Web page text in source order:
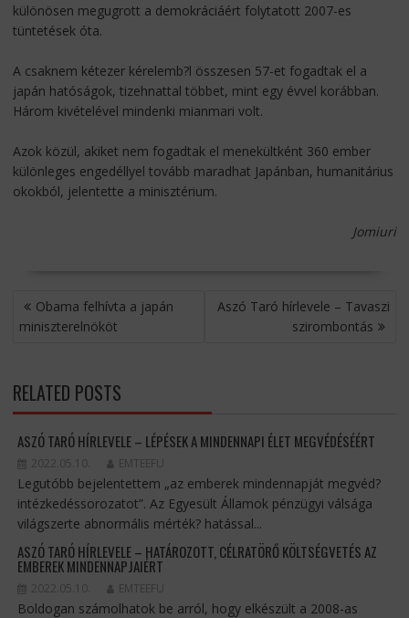
különösen megugrott a demokráciáért folytatott 2007-es
tüntetések óta.
A csaknem kétezer kérelemb?l összesen 57-et fogadtak el a
japán hatóságok, tizehnattal többet, mint egy évvel korábban.
Három kivételével mindenki mianmari volt.
Azok közül, akiket nem fogadtak el menekültként 360 ember
különleges engedéllyel tovább maradhat Japánban, humanitárius
okokból, jelentette a minisztérium.
Jomiuri
BEJEGYZÉS
NAVIGÁCIÓ
Obama felhívta a japán
miniszterelnököt
Aszó Taró hírlevele – Tavaszi
szirombontás
RELATED POSTS
ASZÓ TARÓ HÍRLEVELE – LÉPÉSEK A MINDENNAPI ÉLET MEGVÉDÉSÉÉRT
2022.05.10. EMTEEFU
Legutóbb bejelentettem „az emberek mindennapját megvéd?
intézkedéssorozatot”. Az Egyesült Államok pénzügyi válsága
világszerte abnormális mérték? hatással...
ASZÓ TARÓ HÍRLEVELE – HATÁROZOTT, CÉLRATÖRŐ KÖLTSÉGVETÉS AZ
EMBEREK MINDENNAPJAIÉRT
2022.05.10. EMTEEFU
Boldogan számolhatok be arról, hogy elkészült a 2008-as